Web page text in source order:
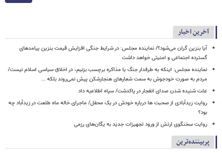
آخرین اخبار
آیا بنزین گران می‌شود؟/ نماینده مجلس: در شرایط جنگی افزایش قیمت بنزین پیامدهای
گسترده اجتماعی و امنیتی خواهد داشت
نماینده مجلس: اینکه به طرفدار جنگ یا مذاکره برچسب بزنیم، در اخلاق سیاسی اسلام نیست/
مردم به صورت خودجوش به سمت شعارهای هنجارشکن پیش نمی‌روند بلکه ...
علت شنیده شدن صدای انفجار در پاکدشت/ سپاه اطلاعیه داد
روایت زیدآبادی از صحبت ها درباره خودش در یک محفل/ ماجرای خاله ماه طلعت در زیدآباد چه
بود؟
روایت سخنگوی ارتش از ورود تجهیزات جدید به یگان‌های رزمی
پربیننده‌ترین